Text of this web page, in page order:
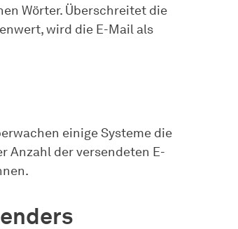
Wörter. Überschreitet die
wird die E-Mail als
einige Systeme die
Anzahl der versendeten E-